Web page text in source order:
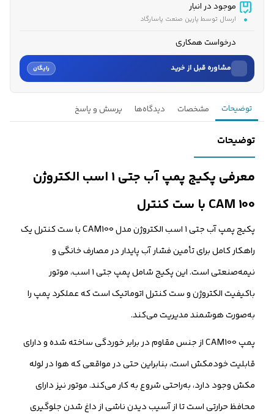
موجود در انبار
ارسال توسط پارین صنعت پاسارگاد
درخواست همکاری
مشاوره قبل از خرید رایگان
نام
شماره موبایل
تماس می‌گیرند.
ثبت درخواست مشاوره رایگان
توضیحات مشخصات دیدگاه‌ها پرسش و پاسخ
توضیحات
معرفی پکیج پمپ آب جتی 1 اسب الکتروژن
CAM 100 با ست کنترل
پکیج پمپ آب جتی ۱ اسب الکتروژن مدل CAM100 با ست کنترل یک
راهکار کامل برای تأمین فشار آب پایدار در مصارف خانگی و
نیمه‌صنعتی است. این پکیج شامل پمپ جتی ۱ اسب، موتور
باکیفیت الکتروژن و ست کنترل اتوماتیک است که عملکرد پمپ را
به‌صورت هوشمند مدیریت می‌کند.
پمپ CAM100 از جنس مقاوم در برابر خوردگی ساخته شده و دارای
قابلیت خودمکش است، بنابراین حتی در مواقعی که هوا در لوله
مکش وجود دارد، به‌راحتی شروع به کار می‌کند. موتور نیز دارای
محافظ حرارتی است تا از آسیب دیدن ناشی از داغ شدن جلوگیری